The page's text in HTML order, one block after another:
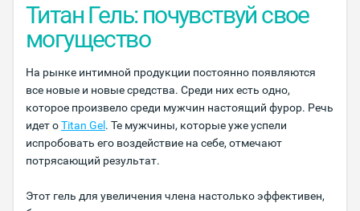
Титан Гель: почувствуй свое
могущество
На рынке интимной продукции постоянно появляются
все новые и новые средства. Среди них есть одно,
которое произвело среди мужчин настоящий фурор. Речь
идет оTitan Gel . Те мужчины, которые уже успели
испробовать его воздействие на себе, отмечают
потрясающий результат.
Этот гель для увеличения члена настолько эффективен,